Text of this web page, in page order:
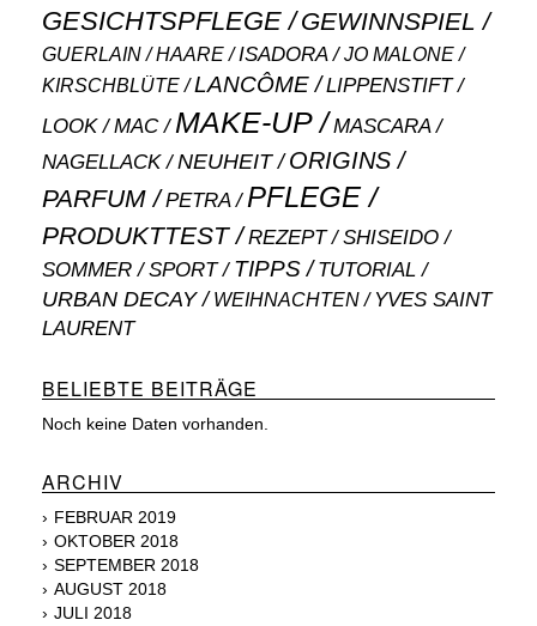
GESICHTSPFLEGE GEWINNSPIEL
GUERLAIN HAARE ISADORA JO MALONE
KIRSCHBLÜTE LANCÔME LIPPENSTIFT
LOOK MAC MAKE-UP MASCARA
NAGELLACK NEUHEIT ORIGINS
PARFUM PETRA PFLEGE
PRODUKTTEST REZEPT SHISEIDO
SOMMER SPORT TIPPS TUTORIAL
URBAN DECAY WEIHNACHTEN
YVES SAINT
LAURENT
BELIEBTE BEITRÄGE
Noch keine Daten vorhanden.
ARCHIV
FEBRUAR 2019
OKTOBER 2018
SEPTEMBER 2018
AUGUST 2018
JULI 2018